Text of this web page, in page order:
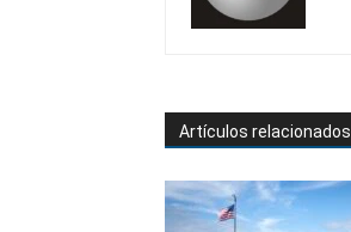
Artículos relacionados